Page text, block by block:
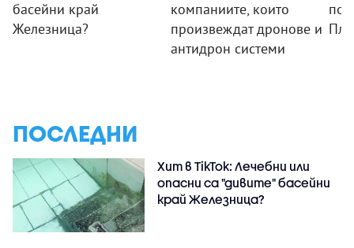
басейни край
Железница?
компаниите, които
произвеждат дронове и
антидрон системи
ПОСЛЕДНИ
Хит в TikTok: Лечебни или
опасни са "дивите" басейни
край Железница?